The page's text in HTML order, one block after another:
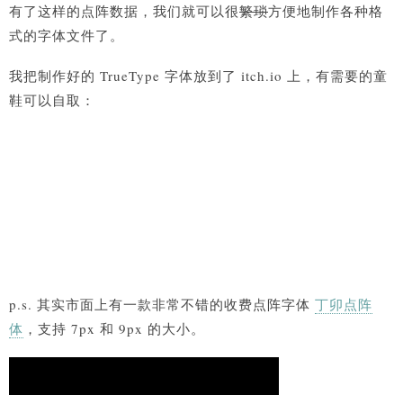
有了这样的点阵数据，我们就可以很繁琐方便地制作各种格
式的字体文件了。
我把制作好的 TrueType 字体放到了 itch.io 上，有需要的童
鞋可以自取：
p.s. 其实市面上有一款非常不错的收费点阵字体 丁卯点阵
体 ，支持 7px 和 9px 的大小。